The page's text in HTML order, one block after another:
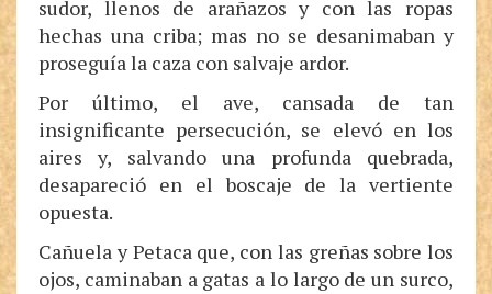
sudor, llenos de arañazos y con las ropas
hechas una criba; mas no se desanimaban y
proseguía la caza con salvaje ardor.
Por último, el ave, cansada de tan
insignificante persecución, se elevó en los
aires y, salvando una profunda quebrada,
desapareció en el boscaje de la vertiente
opuesta.
Cañuela y Petaca que, con las greñas sobre los
ojos, caminaban a gatas a lo largo de un surco,